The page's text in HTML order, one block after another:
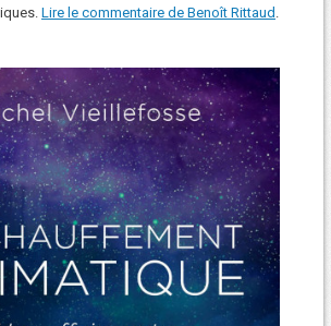
Lire le commentaire de Benoît Rittaud